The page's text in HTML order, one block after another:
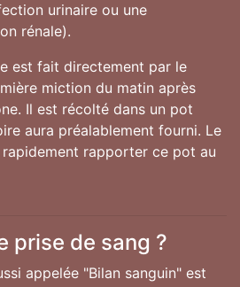
urinaire ou une
rénale).
est fait directement par le
miction du matin après
Il est récolté dans un pot
aura préalablement fourni. Le
rapporter ce pot au
prise de sang ?
appelée "Bilan sanguin" est